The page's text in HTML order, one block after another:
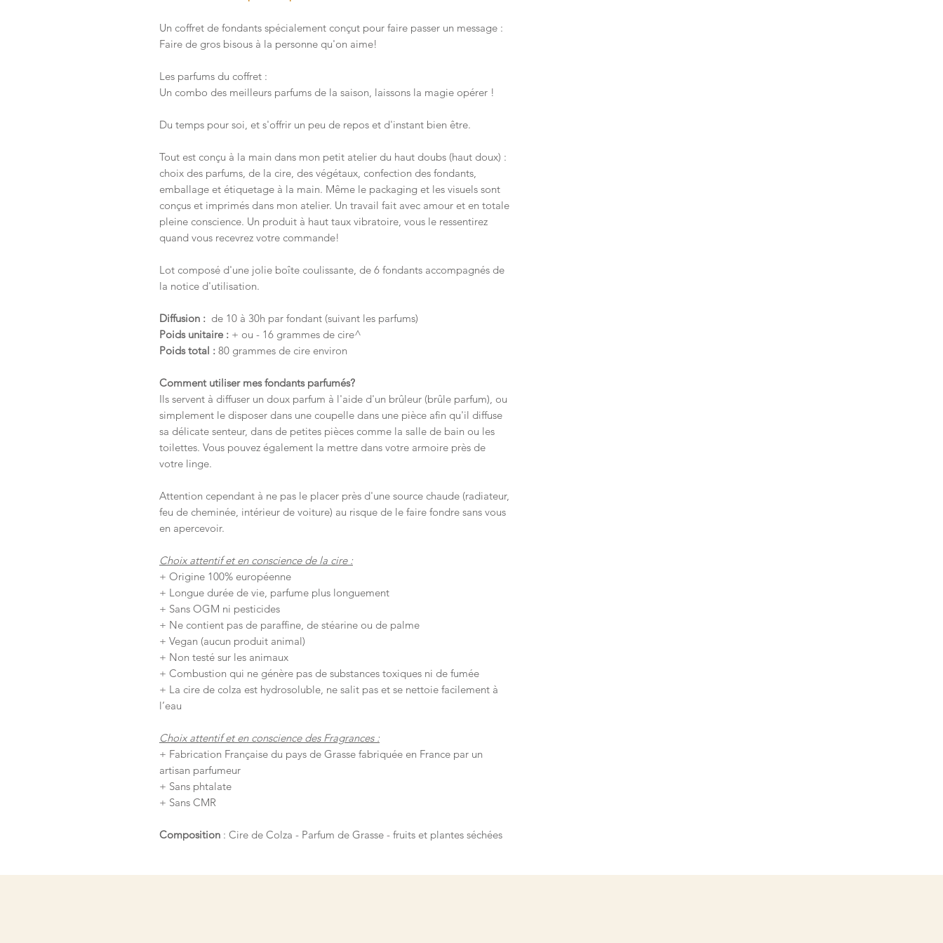
Un coffret de fondants spécialement conçut pour faire passer un message :
Faire de gros bisous à la personne qu'on aime!
Les parfums du coffret :
Un combo des meilleurs parfums de la saison, laissons la magie opérer !
Du temps pour soi, et s'offrir un peu de repos et d'instant bien être.
Tout est conçu à la main dans mon petit atelier du haut doubs (haut doux) :
choix des parfums, de la cire, des végétaux, confection des fondants,
emballage et étiquetage à la main. Même le packaging et les visuels sont
conçus et imprimés dans mon atelier. Un travail fait avec amour et en totale
pleine conscience. Un produit à haut taux vibratoire, vous le ressentirez
quand vous recevrez votre commande!
Lot composé d'une jolie boîte coulissante, de 6 fondants accompagnés de
la notice d'utilisation.
Diffusion : de 10 à 30h par fondant (suivant les parfums)
Poids unitaire : + ou - 16 grammes de cire^
Poids total : 80 grammes de cire environ
Comment utiliser mes fondants parfumés?
Ils servent à diffuser un doux parfum à l'aide d'un brûleur (brûle parfum), ou
simplement le disposer dans une coupelle dans une pièce afin qu'il diffuse
sa délicate senteur, dans de petites pièces comme la salle de bain ou les
toilettes. Vous pouvez également la mettre dans votre armoire près de
votre linge.
Attention cependant à ne pas le placer près d'une source chaude (radiateur,
feu de cheminée, intérieur de voiture) au risque de le faire fondre sans vous
en apercevoir.
Choix attentif et en conscience de la cire :
+ Origine 100% européenne
+ Longue durée de vie, parfume plus longuement
+ Sans OGM ni pesticides
+ Ne contient pas de paraffine, de stéarine ou de palme
+ Vegan (aucun produit animal)
+ Non testé sur les animaux
+ Combustion qui ne génère pas de substances toxiques ni de fumée
+ La cire de colza est hydrosoluble, ne salit pas et se nettoie facilement à
l’eau
Choix attentif et en conscience des Fragrances :
+ Fabrication Française du pays de Grasse fabriquée en France par un
artisan parfumeur
+ Sans phtalate
+ Sans CMR
Composition : Cire de Colza - Parfum de Grasse - fruits et plantes séchées